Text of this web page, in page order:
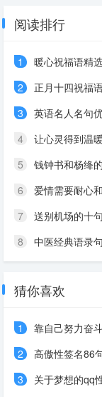
阅读排行
1
暖心祝福语精
2
正月十四祝福
3
英语名人名句
4
让心灵得到温
5
钱钟书和杨绛
6
爱情需要耐心
7
送别机场的十
8 中医经典语录
猜你喜欢
1
靠自己努力奋
2
高傲性签名86
3
关于梦想的qq